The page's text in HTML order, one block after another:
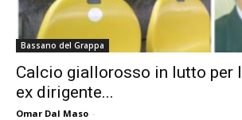
Bassano del Grappa
Calcio giallorosso in lutto per
ex dirigente...
Omar Dal Maso -